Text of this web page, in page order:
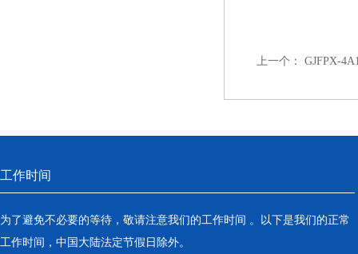
上一个： GJFPX-
工作时间
为了避免不必要的等待，敬请注意我们的工作时间 。以下是我们的正常
工作时间，中国大陆法定节假日除外。